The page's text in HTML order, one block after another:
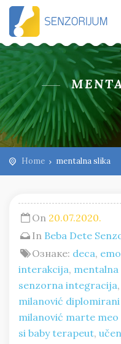
Home mentalna slika
On 20.07.2020.
In Beba Dete
Ознаке: deca,
interakcija, mentalna
senzorna integracija,
milanović
milanović marte
si baby terapeut,